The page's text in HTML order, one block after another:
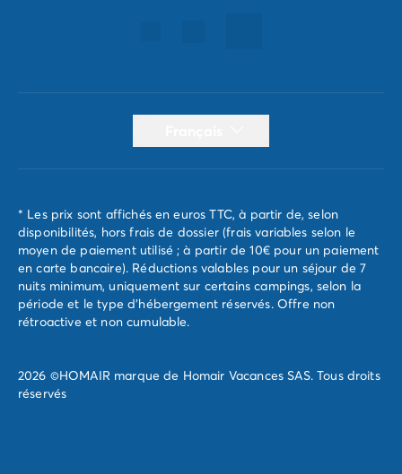
* Les prix sont affichés en euros TTC, à partir de, selon
disponibilités, hors frais de dossier (frais variables selon le
moyen de paiement utilisé ; à partir de 10€ pour un paiement
en carte bancaire). Réductions valables pour un séjour de 7
nuits minimum, uniquement sur certains campings, selon la
période et le type d'hébergement réservés. Offre non
rétroactive et non cumulable.
2026 ©HOMAIR marque de Homair Vacances SAS. Tous droits
réservés